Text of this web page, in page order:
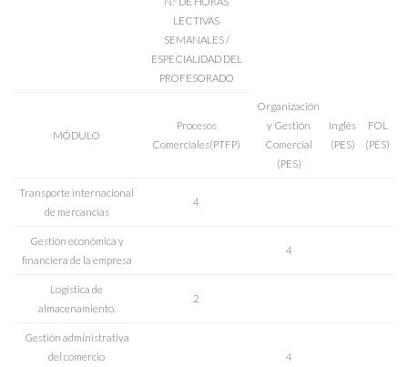
LECTIVAS
SEMANALES /
ESPECIALIDAD DEL
PROFESORADO
MÓDULO
Procesos
Comerciales(PTFP)
Organización
y Gestión
Comercial
(PES)
Inglés
(PES)
FOL
(PES)
Transporte internacional
de mercancías
4
Gestión económica y
financiera de la empresa
4
Logística de
almacenamiento.
2
Gestión administrativa
del comercio
4